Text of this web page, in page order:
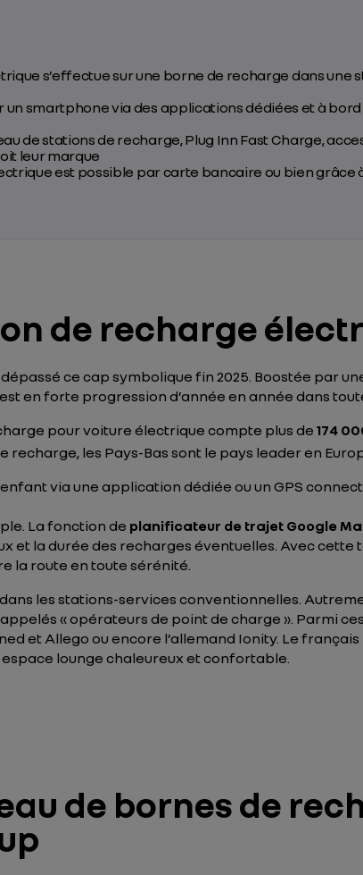
s’effectue sur une borne de recharge dans une
smartphone via des applications dédiées et à bord
de stations de recharge, Plug Inn Fast Charge,
leur marque
est possible par carte bancaire ou bien grâce
de recharge
ce cap symbolique fin 2025. Boostée par
en forte progression d’année en année dans
pour voiture électrique compte plus de 174
recharge, les Pays-Bas sont le pays leader en
via une application dédiée ou un GPS
La fonction de planificateur de trajet Google
et la durée des recharges éventuelles. Avec
la route en toute sérénité.
les stations-services conventionnelles.
« opérateurs de point de charge ». Parmi
et Allego ou encore l’allemand Ionity. Le français
espace lounge chaleureux et confortable.
de bornes de